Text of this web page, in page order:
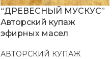
“ДРЕВЕСНЫЙ МУСКУС”
Авторский купаж
эфирных масел
АВТОРСКИЙ КУПАЖ